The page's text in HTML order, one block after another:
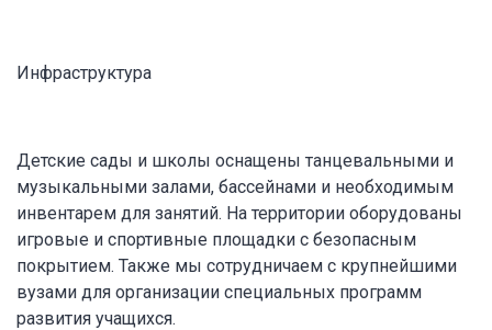
Инфраструктура
Детские сады и школы оснащены танцевальными и
музыкальными залами, бассейнами и необходимым
инвентарем для занятий. На территории оборудованы
игровые и спортивные площадки с безопасным
покрытием. Также мы сотрудничаем с крупнейшими
вузами для организации специальных программ
развития учащихся.